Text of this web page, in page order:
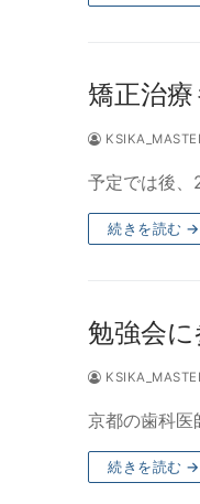
矯正治
予定では後
続きを読む →
勉強会
京都の歯科
続きを読む →